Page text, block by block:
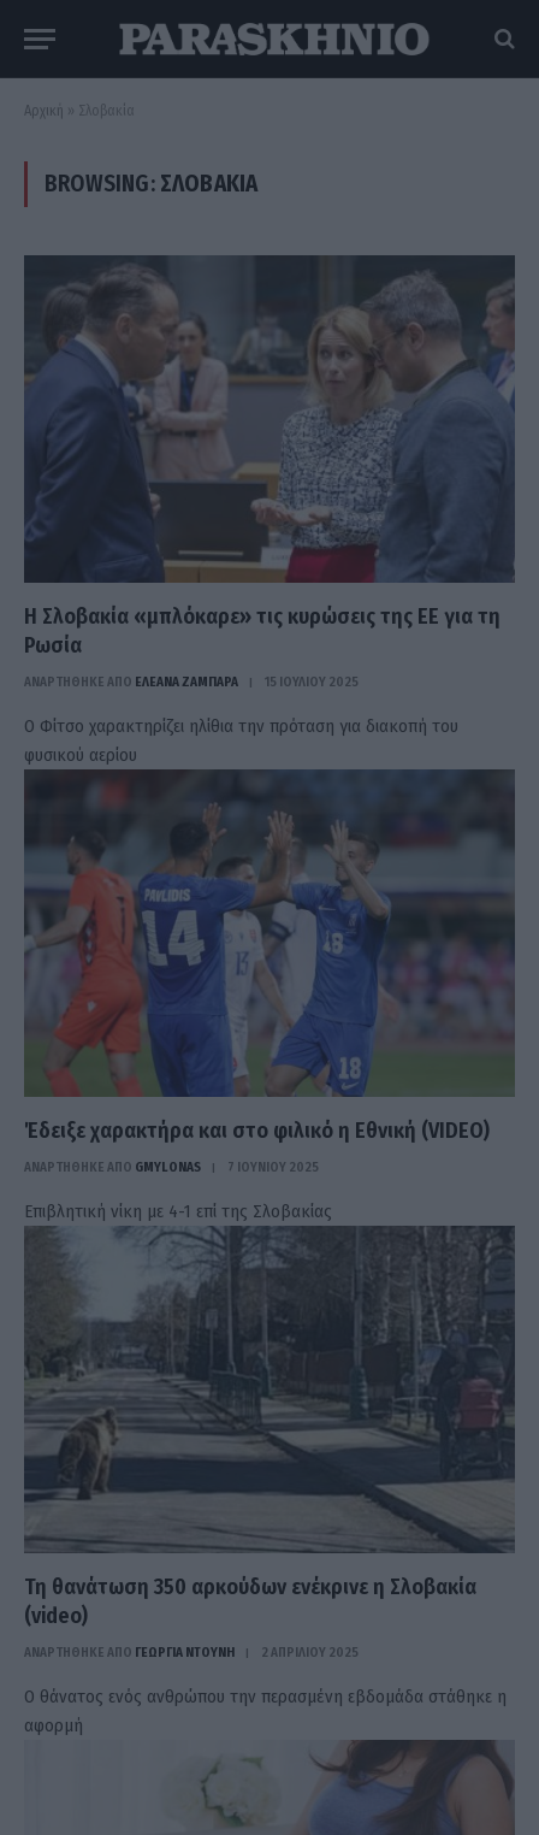
Αρχική » Σλοβακία
BROWSING: ΣΛΟΒΑΚΊΑ
Η Σλοβακία «μπλόκαρε» τις κυρώσεις της ΕΕ για τη
Ρωσία
ΑΝΑΡΤΗΘΗΚΕ ΑΠΟ ΕΛΕΑΝΑ ΖΑΜΠΑΡΑ 15 ΙΟΥΛΊΟΥ 2025
Ο Φίτσο χαρακτηρίζει ηλίθια την πρόταση για διακοπή του
φυσικού αερίου
Έδειξε χαρακτήρα και στο φιλικό η Εθνική (VIDEO)
ΑΝΑΡΤΗΘΗΚΕ ΑΠΟ GMYLONAS 7 ΙΟΥΝΊΟΥ 2025
Επιβλητική νίκη με 4-1 επί της Σλοβακίας
Τη θανάτωση 350 αρκούδων ενέκρινε η Σλοβακία
(video)
ΑΝΑΡΤΗΘΗΚΕ ΑΠΟ ΓΕΩΡΓΊΑ ΝΤΟΎΝΗ 2 ΑΠΡΙΛΊΟΥ 2025
Ο θάνατος ενός ανθρώπου την περασμένη εβδομάδα στάθηκε η
αφορμή